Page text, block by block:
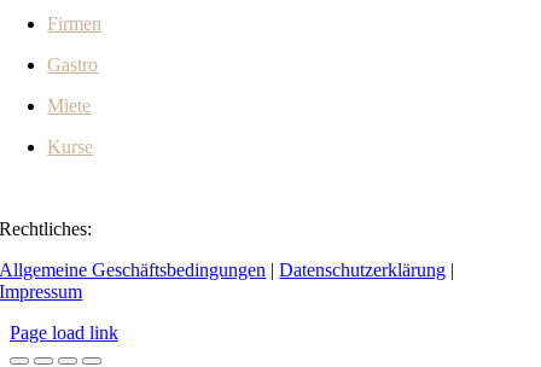
Firmen
Gastro
Miete
Kurse
Rechtliches:
Allgemeine Geschäftsbedingungen |Datenschutzerklärung |
Impressum
Page load link